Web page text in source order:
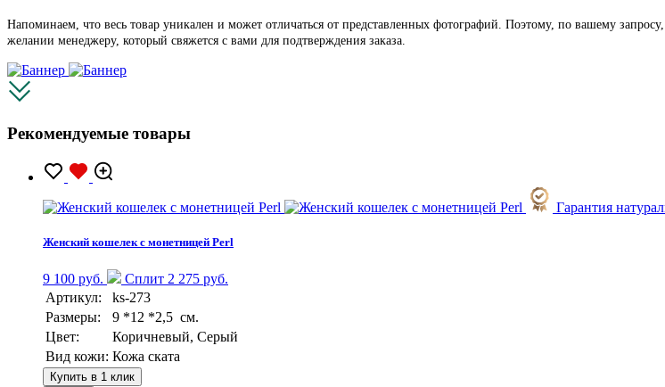
Напоминаем, что весь товар уникален и может отличаться от представленных фотографий. Поэтому, по вашему
желании менеджеру, который свяжется с вами для подтверждения заказа.
Рекомендуемые товары
Гарантия
Женский кошелек с монетницей Perl
9 100 руб.
Сплит 2 275 руб.
Артикул:
ks-273
Размеры:
9 *12 *2,5 см.
Цвет:
Коричневый, Серый
Вид кожи: Кожа ската
Купить в 1 клик